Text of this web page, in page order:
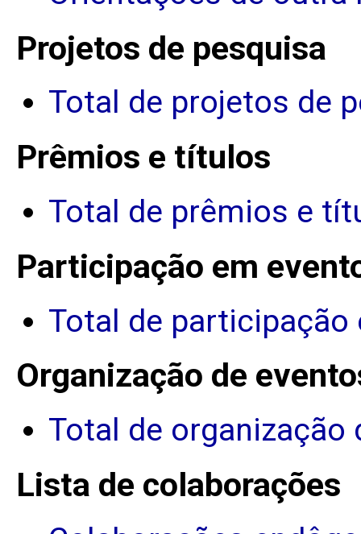
Projetos de pesquisa
Total de projetos de
Prêmios e títulos
Total de prêmios e
Participação em
Total de participação
Organização de
Total de organização
Lista de colaborações